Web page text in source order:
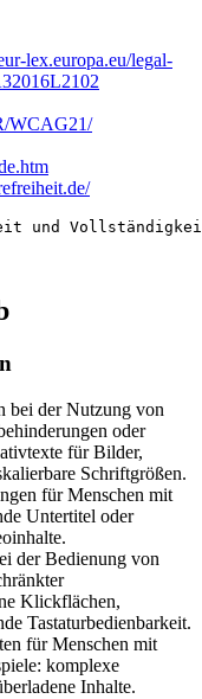
lex.europa.eu/legal-
WCAG21/
und
bei der Nutzung von
oder
für Bilder,
Schriftgrößen.
für Menschen mit
Untertitel oder
der Bedienung von
Klickflächen,
Tastaturbedienbarkeit.
für Menschen mit
komplexe
Inhalte.